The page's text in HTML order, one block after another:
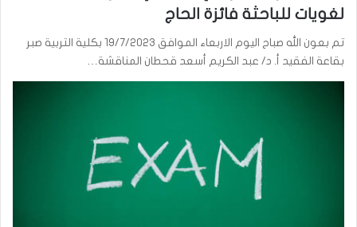
لغويات للباحثة فائزة الحاج
تم بعون الله صباح اليوم الاربعاء الموافق 19/7/2023 بكلية التربية صبر
بقاعة الفقيد أ. د/ عبد الكريم أسعد قحطان المناقشة…